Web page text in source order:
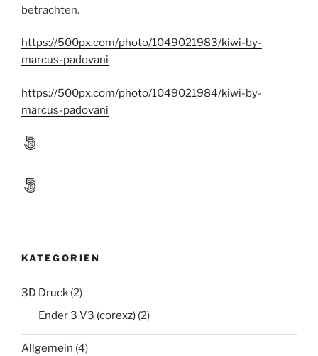
betrachten.
https://500px.com/photo/1049021983/kiwi-by-
marcus-padovani
https://500px.com/photo/1049021984/kiwi-by-
marcus-padovani
500px
500px
KATEGORIEN
3D Druck (2)
Ender 3 V3 (corexz) (2)
Allgemein (4)